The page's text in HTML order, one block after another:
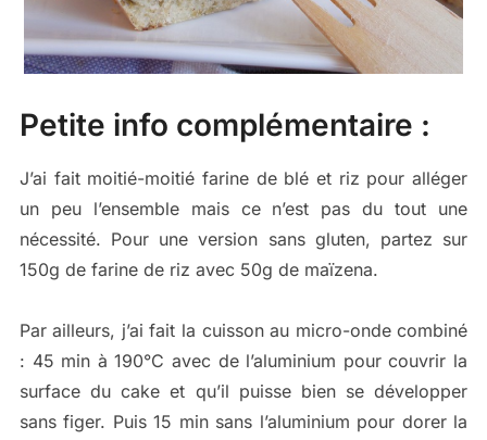
Petite info complémentaire :
J’ai fait moitié-moitié farine de blé et riz pour alléger
un peu l’ensemble mais ce n’est pas du tout une
nécessité. Pour une version sans gluten, partez sur
150g de farine de riz avec 50g de maïzena.
Par ailleurs, j’ai fait la cuisson au micro-onde combiné
: 45 min à 190°C avec de l’aluminium pour couvrir la
surface du cake et qu’il puisse bien se développer
sans figer. Puis 15 min sans l’aluminium pour dorer la